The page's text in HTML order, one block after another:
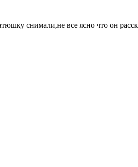
снимали,не все ясно что он